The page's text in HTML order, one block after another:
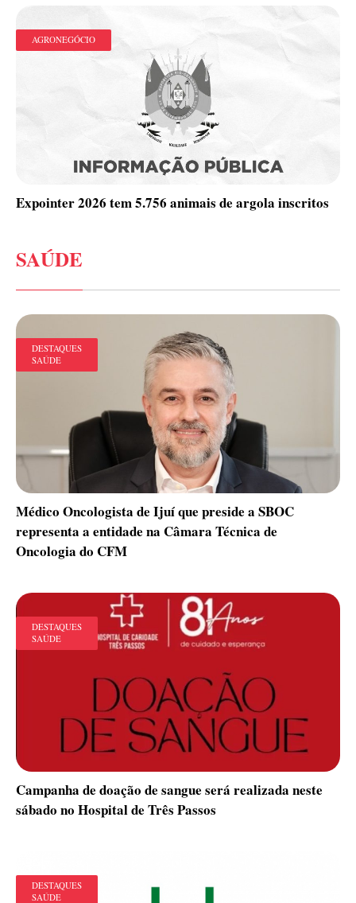
AGRONEGÓCIO
Expointer 2026 tem 5.756 animais de argola inscritos
SAÚDE
DESTAQUES
SAÚDE
Médico Oncologista de Ijuí que preside a SBOC
representa a entidade na Câmara Técnica de
Oncologia do CFM
DESTAQUES
SAÚDE
Campanha de doação de sangue será realizada neste
sábado no Hospital de Três Passos
DESTAQUES
SAÚDE